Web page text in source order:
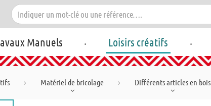
Manuels . Loisirs créatifs .
Matériel de bricolage Différents articles en bois